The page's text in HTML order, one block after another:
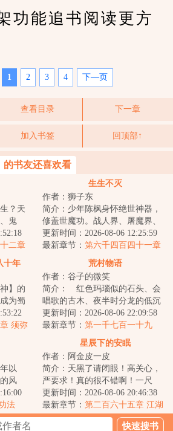
功能追书阅读更方
1 2 3 4 下—页
查看目录 下一章
加入书签 回顶部↑
的书友还喜欢看
？天
鬼
归
二章
生生不灭
作者：狮子东
简介：少年陈枫身怀绝世神器，
修盖世魔功。战人界、屠魔界、
挑仙界、冲神界。打遍诸世界，
杀出冲天血路，...
更新时间：2026-08-06 12:25:59
最新章节： 第六千四百四十一章
十年
】的
为蜀
到“七
须弥
荒村物语
作者：谷子的微笑
简介： 红色玛瑙似的石头、会
唱歌的古木、夜半时分龙的低沉
的吼叫、以及阴森的密林中的鬼
怪……以及他，...
更新时间：2026-08-06 22:09:58
最新章节： 第一千七百一十九
章 如此兜售
以
风
历史
法
星辰下的安眠
作者：阿金皮一皮
简介：天黑了请闭眼！高关心，
严要求！真的很不错啊！一尺
深，十米宽！...
更新时间：2026-08-06 20:46:38
最新章节： 第二百六十五章 江湖
寻剑，风雨登门